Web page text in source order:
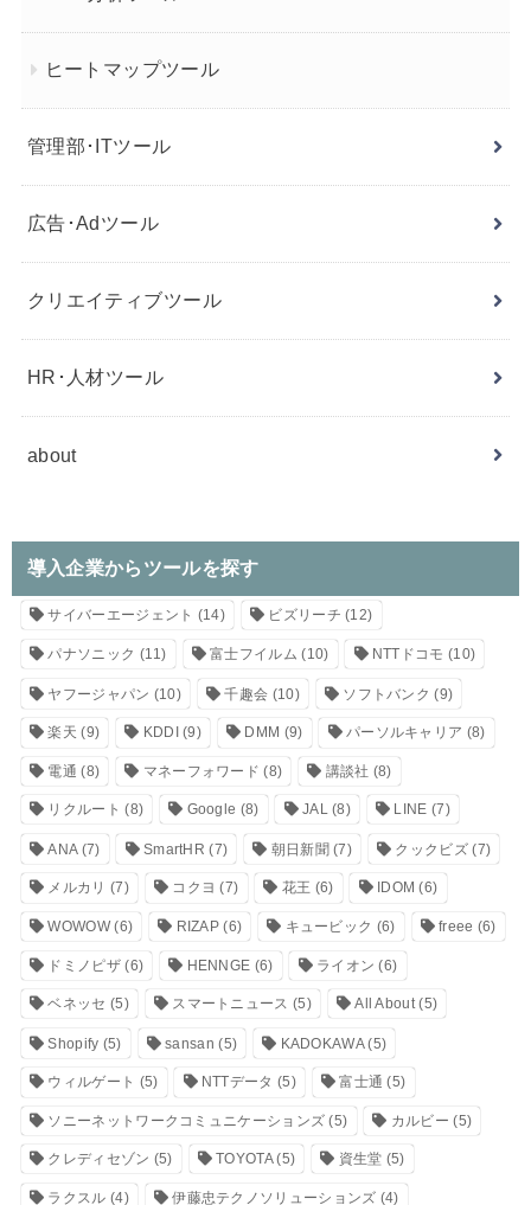
ヒートマップツール
管理部･ITツール
広告･Adツール
クリエイティブツール
HR･人材ツール
about
導入企業からツールを探す
サイバーエージェント (14) ビズリーチ (12)
パナソニック (11) 富士フイルム (10) NTTドコモ (10)
ヤフージャパン (10) 千趣会 (10) ソフトバンク (9)
楽天 (9) KDDI (9) DMM (9) パーソルキャリア (8)
電通 (8) マネーフォワード (8) 講談社 (8)
リクルート (8) Google (8) JAL(8) LINE (7)
ANA(7) SmartHR (7) 朝日新聞 (7) クックビズ(7)
メルカリ (7) コクヨ (7) 花王 (6) IDOM (6)
WOWOW(6) RIZAP (6) キュービック (6) freee (6)
ドミノピザ(6) HENNGE (6) ライオン (6)
ベネッセ (5) スマートニュース (5) All About(5)
Shopify (5) sansan (5) KADOKAWA(5)
ウィルゲート (5) NTTデータ (5) 富士通 (5)
ソニーネットワークコミュニケーションズ (5) カルビー (5)
クレディセゾン (5) TOYOTA(5) 資生堂 (5)
ラクスル (4) 伊藤忠テクノソリューションズ (4)